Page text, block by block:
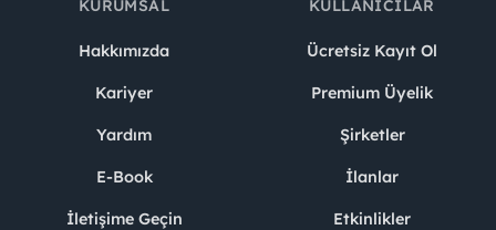
KURUMSAL
Hakkımızda
Kariyer
Yardım
E-Book
İletişime Geçin
KULLANICILAR
Ücretsiz Kayıt Ol
Premium Üyelik
Şirketler
İlanlar
Etkinlikler